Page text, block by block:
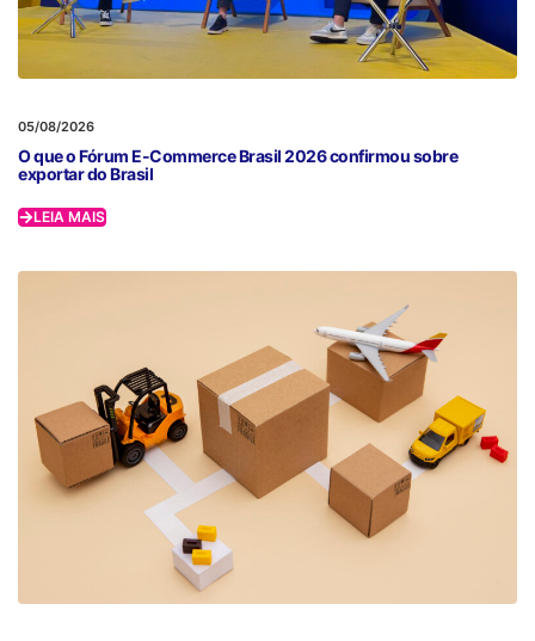
05/08/2026
O que o Fórum E-Commerce Brasil 2026 confirmou sobre
exportar do Brasil
LEIA MAIS